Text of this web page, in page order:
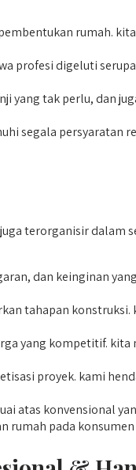
rumah.
digeluti
tak perlu, dan
segala persyaratan
terorganisir dalam
dan keinginan
tahapan
yang kompetitif.
proyek. kami
atas konvensional
rumah pada